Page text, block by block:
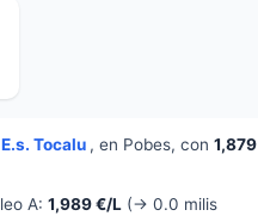
E.s. Tocalu , en Pobes, con 1,879
A: 1,989 €/L (→ 0.0 milis